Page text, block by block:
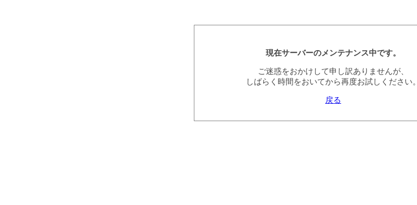
現在サーバーのメンテナンス中です。
ご迷惑をおかけして申し訳ありませんが、
しばらく時間をおいてから再度お試しください。
戻る